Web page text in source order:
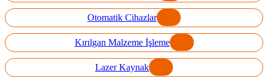
Otomatik Cihazlar
Kırılgan Malzeme İşleme
Lazer Kaynak